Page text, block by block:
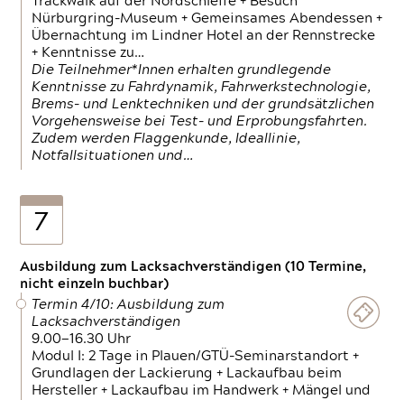
Nürburgring-Museum + Gemeinsames Abendessen +
Übernachtung im Lindner Hotel an der Rennstrecke
+ Kenntnisse zu…
Die Teilnehmer*Innen erhalten grundlegende
Kenntnisse zu Fahrdynamik, Fahrwerkstechnologie,
Brems- und Lenktechniken und der grundsätzlichen
Vorgehensweise bei Test- und Erprobungsfahrten.
Zudem werden Flaggenkunde, Ideallinie,
Notfallsituationen und…
7
Ausbildung zum Lacksachverständigen (10 Termine,
nicht einzeln buchbar)
Termin 4/10: Ausbildung zum
Lacksachverständigen
9.00—16.30 Uhr
Modul I: 2 Tage in Plauen/GTÜ-Seminarstandort +
Grundlagen der Lackierung + Lackaufbau beim
Hersteller + Lackaufbau im Handwerk + Mängel und